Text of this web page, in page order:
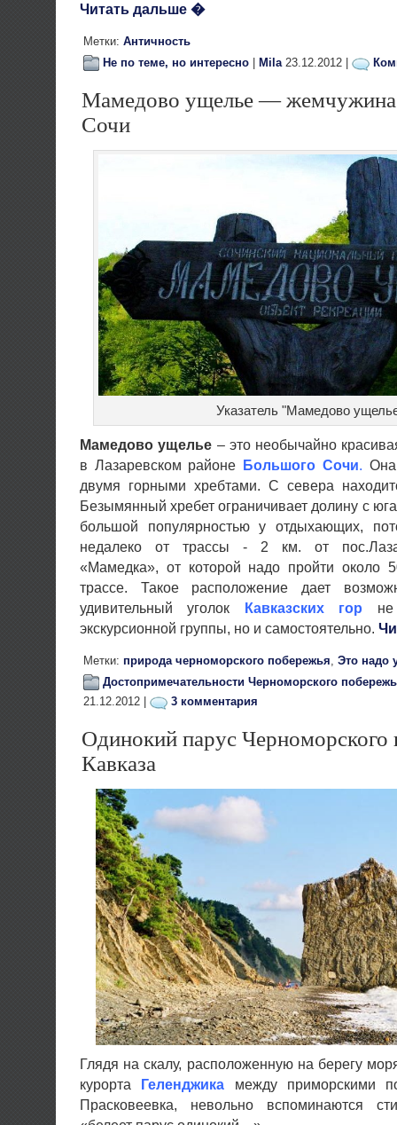
Читать дальше �
Метки: Античность
Не по теме, но интересно
Mila23.12.2012 |
Мамедово ущелье —
Сочи
Указатель "Мамедово
Мамедово ущелье – это необычайно
в Лазаревском районе Большого Сочи.
двумя горными хребтами. С севера
Безымянный хребет ограничивает долину с
большой популярностью у отдыхающих,
недалеко от трассы - 2 км. от
«Мамедка», от которой надо пройти около
трассе. Такое расположение дает
удивительный уголок Кавказских гор не
экскурсионной группы, но и самостоятельно.
Метки: природа черноморского побережья, Это надо
Достопримечательности Черноморского
21.12.2012 |
3 комментария
Одинокий парус Черноморского
Кавказа
Глядя на скалу, расположенную на берегу
курорта Геленджика между приморскими
Прасковеевка, невольно вспоминаются